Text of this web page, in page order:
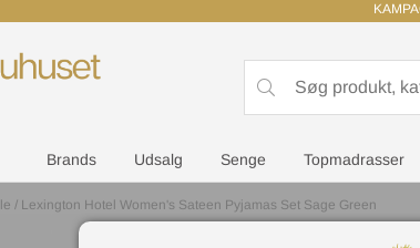
Brands Udsalg Senge Topmadrasser
/ Lexington Hotel Women's Sateen Pyjamas Set Sage Green